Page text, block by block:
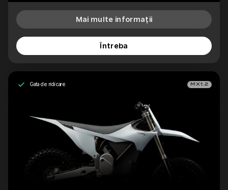
Mai multe informații
Întreba
Gata de ridicare MX1.2